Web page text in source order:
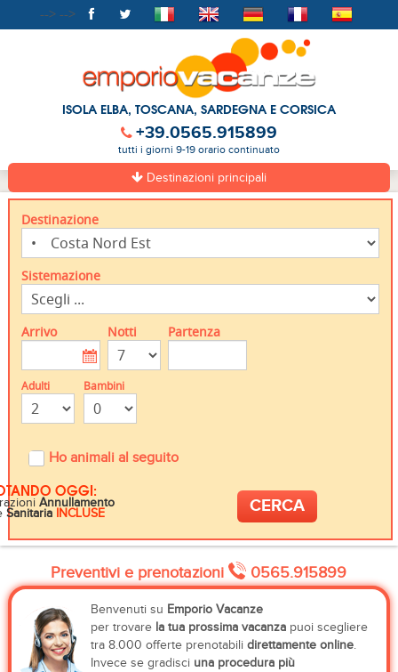
--> -->
ISOLA ELBA, TOSCANA, SARDEGNA E CORSICA
+39.0565.915899
tutti i giorni 9-19 orario continuato
Destinazioni principali
Destinazione
Sistemazione
Arrivo Notti Partenza
Adulti Bambini
Ho animali al seguito
OGGI:
Annullamento
Sanitaria INCLUSE
Preventivi e prenotazioni 0565.915899
Benvenuti su Emporio Vacanze
per trovare la tua prossima vacanzapuoi scegliere
tra 8.000 offerte prenotabili direttamente online.
Invece se gradisci una procedura più